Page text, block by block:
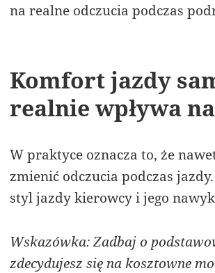
na realne odczucia podczas
Komfort jazdy
realnie wpływa
W praktyce oznacza to, że
zmienić odczucia podczas
styl jazdy kierowcy i jego
Wskazówka: Zadbaj o
zdecydujesz się na kosztowne